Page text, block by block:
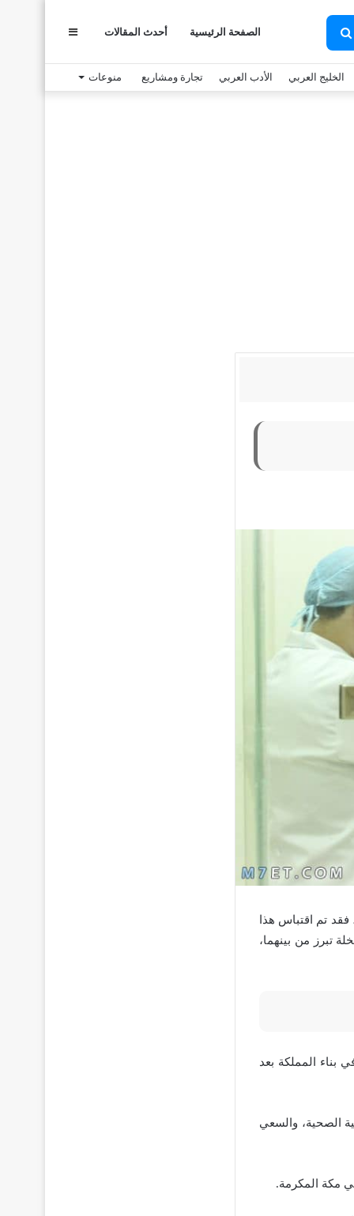
بحث
عن
الصفحة الرئيسية أحدث المقالات عمود
جانبي
الخليج العربي الأدب العربي تجارة ومشاريع منوعات
تم اقتباس هذا
تبرز من بينهما،
بناء المملكة بعد
الصحية، والسعي